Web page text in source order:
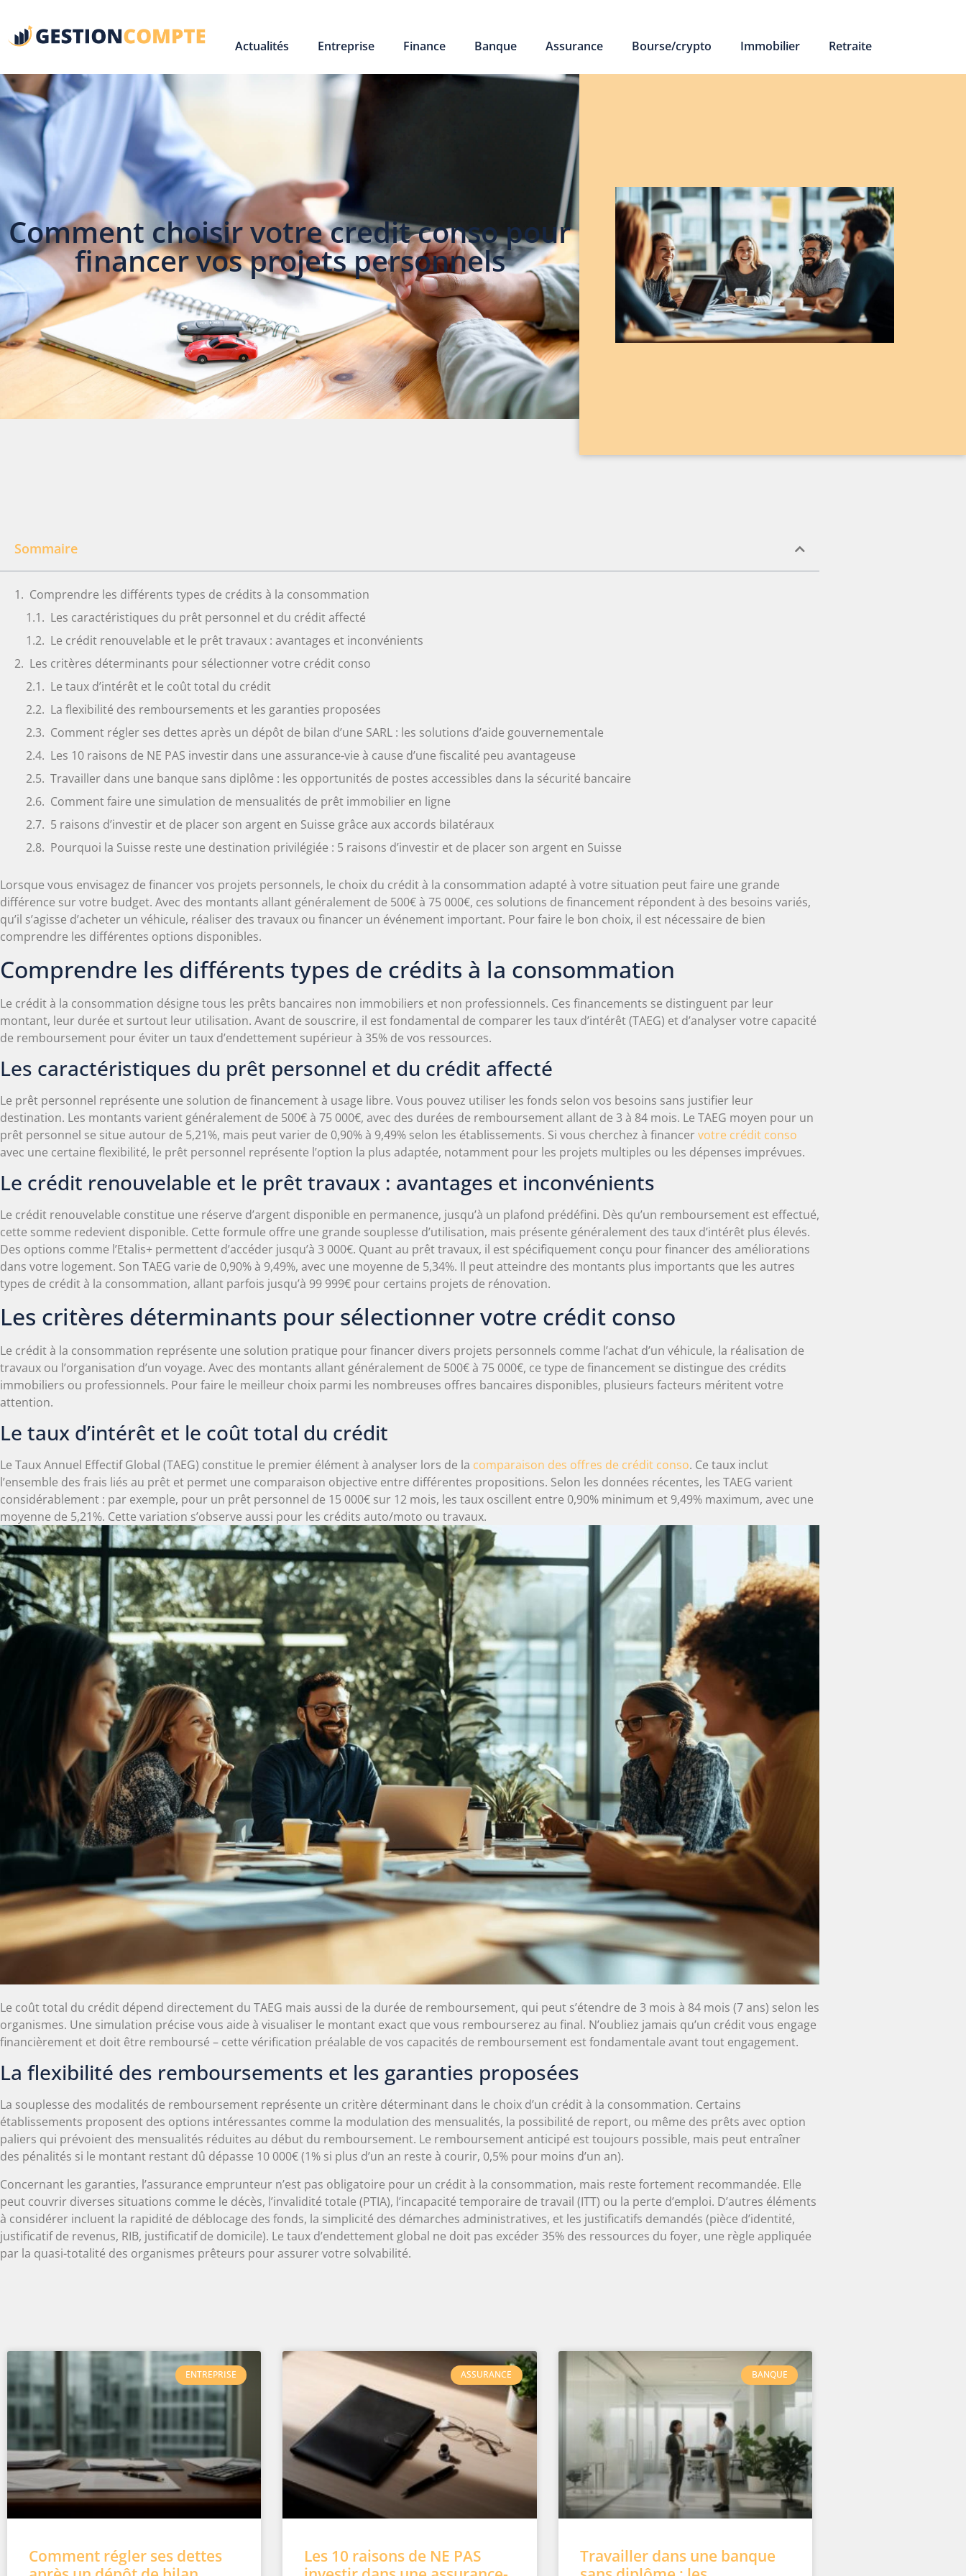
Actualités Entreprise Finance Banque Assurance Bourse/crypto Immobilier Retraite
Comment choisir votre credit conso pour
financer vos projets personnels
Sommaire
Comprendre les différents types de crédits à la consommation
Les caractéristiques du prêt personnel et du crédit affecté
Le crédit renouvelable et le prêt travaux : avantages et inconvénients
Les critères déterminants pour sélectionner votre crédit conso
Le taux d’intérêt et le coût total du crédit
La flexibilité des remboursements et les garanties proposées
Comment régler ses dettes après un dépôt de bilan d’une SARL : les solutions d’aide gouvernementale
Les 10 raisons de NE PAS investir dans une assurance-vie à cause d’une fiscalité peu avantageuse
Travailler dans une banque sans diplôme : les opportunités de postes accessibles dans la sécurité bancaire
Comment faire une simulation de mensualités de prêt immobilier en ligne
5 raisons d’investir et de placer son argent en Suisse grâce aux accords bilatéraux
Pourquoi la Suisse reste une destination privilégiée : 5 raisons d’investir et de placer son argent en Suisse
Lorsque vous envisagez de financer vos projets personnels, le choix du crédit à la consommation adapté à votre situation peut faire une grande
différence sur votre budget. Avec des montants allant généralement de 500€ à 75 000€, ces solutions de financement répondent à des besoins variés,
qu’il s’agisse d’acheter un véhicule, réaliser des travaux ou financer un événement important. Pour faire le bon choix, il est nécessaire de bien
comprendre les différentes options disponibles.
Comprendre les différents types de crédits à la consommation
Le crédit à la consommation désigne tous les prêts bancaires non immobiliers et non professionnels. Ces financements se distinguent par leur
montant, leur durée et surtout leur utilisation. Avant de souscrire, il est fondamental de comparer les taux d’intérêt (TAEG) et d’analyser votre capacité
de remboursement pour éviter un taux d’endettement supérieur à 35% de vos ressources.
Les caractéristiques du prêt personnel et du crédit affecté
Le prêt personnel représente une solution de financement à usage libre. Vous pouvez utiliser les fonds selon vos besoins sans justifier leur
destination. Les montants varient généralement de 500€ à 75 000€, avec des durées de remboursement allant de 3 à 84 mois. Le TAEG moyen pour un
prêt personnel se situe autour de 5,21%, mais peut varier de 0,90% à 9,49% selon les établissements. Si vous cherchez à financervotre crédit conso
avec une certaine flexibilité, le prêt personnel représente l’option la plus adaptée, notamment pour les projets multiples ou les dépenses imprévues.
Le crédit renouvelable et le prêt travaux : avantages et inconvénients
Le crédit renouvelable constitue une réserve d’argent disponible en permanence, jusqu’à un plafond prédéfini. Dès qu’un remboursement est effectué,
cette somme redevient disponible. Cette formule offre une grande souplesse d’utilisation, mais présente généralement des taux d’intérêt plus élevés.
Des options comme l’Etalis+ permettent d’accéder jusqu’à 3 000€. Quant au prêt travaux, il est spécifiquement conçu pour financer des améliorations
dans votre logement. Son TAEG varie de 0,90% à 9,49%, avec une moyenne de 5,34%. Il peut atteindre des montants plus importants que les autres
types de crédit à la consommation, allant parfois jusqu’à 99 999€ pour certains projets de rénovation.
Les critères déterminants pour sélectionner votre crédit conso
Le crédit à la consommation représente une solution pratique pour financer divers projets personnels comme l’achat d’un véhicule, la réalisation de
travaux ou l’organisation d’un voyage. Avec des montants allant généralement de 500€ à 75 000€, ce type de financement se distingue des crédits
immobiliers ou professionnels. Pour faire le meilleur choix parmi les nombreuses offres bancaires disponibles, plusieurs facteurs méritent votre
attention.
Le taux d’intérêt et le coût total du crédit
Le Taux Annuel Effectif Global (TAEG) constitue le premier élément à analyser lors de la comparaison des offres de crédit conso. Ce taux inclut
l’ensemble des frais liés au prêt et permet une comparaison objective entre différentes propositions. Selon les données récentes, les TAEG varient
considérablement : par exemple, pour un prêt personnel de 15 000€ sur 12 mois, les taux oscillent entre 0,90% minimum et 9,49% maximum, avec une
moyenne de 5,21%. Cette variation s’observe aussi pour les crédits auto/moto ou travaux.
Le coût total du crédit dépend directement du TAEG mais aussi de la durée de remboursement, qui peut s’étendre de 3 mois à 84 mois (7 ans) selon les
organismes. Une simulation précise vous aide à visualiser le montant exact que vous rembourserez au final. N’oubliez jamais qu’un crédit vous engage
financièrement et doit être remboursé – cette vérification préalable de vos capacités de remboursement est fondamentale avant tout engagement.
La flexibilité des remboursements et les garanties proposées
La souplesse des modalités de remboursement représente un critère déterminant dans le choix d’un crédit à la consommation. Certains
établissements proposent des options intéressantes comme la modulation des mensualités, la possibilité de report, ou même des prêts avec option
paliers qui prévoient des mensualités réduites au début du remboursement. Le remboursement anticipé est toujours possible, mais peut entraîner
des pénalités si le montant restant dû dépasse 10 000€ (1% si plus d’un an reste à courir, 0,5% pour moins d’un an).
Concernant les garanties, l’assurance emprunteur n’est pas obligatoire pour un crédit à la consommation, mais reste fortement recommandée. Elle
peut couvrir diverses situations comme le décès, l’invalidité totale (PTIA), l’incapacité temporaire de travail (ITT) ou la perte d’emploi. D’autres éléments
à considérer incluent la rapidité de déblocage des fonds, la simplicité des démarches administratives, et les justificatifs demandés (pièce d’identité,
justificatif de revenus, RIB, justificatif de domicile). Le taux d’endettement global ne doit pas excéder 35% des ressources du foyer, une règle appliquée
par la quasi-totalité des organismes prêteurs pour assurer votre solvabilité.
ENTREPRISE
Comment régler ses dettes
ASSURANCE
Les 10 raisons de NE PAS
BANQUE
Travailler dans une banque